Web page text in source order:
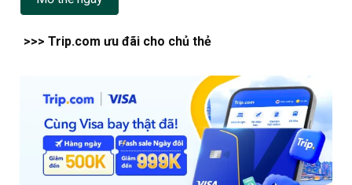
>>> Trip.com ưu đãi cho chủ thẻ